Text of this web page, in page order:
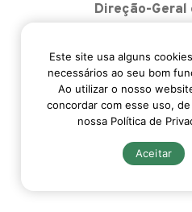
Direção-Geral
Alameda
005 Lisboa
pnpas@dgs.pt
Acessibilidade
© 2026 PNPAS,
Este site usa alguns
necessários ao seu bom
Ao utilizar o nosso
concordar com esse uso,
nossa Política de
Aceitar